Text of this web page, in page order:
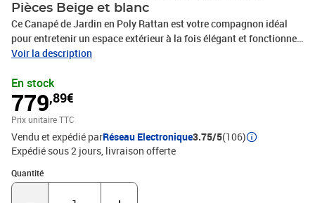
Pièces Beige et blanc
Ce Canapé de Jardin en Poly Rattan est votre compagnon idéal
pour entretenir un espace extérieur à la fois élégant et fonctionnel.
Alliant esthétique moderne et flexibilité modulaire, il s'adapte à
décontracté ou une journée tranquille de détente dans le jardin.
Avec une texture de surface tissée et un profil épuré et moderne,
cet ensemble s'intègre sans effort dans des environnements
extérieurs contemporains. Construction en Poly Rattan L'ensemble
est fabriqué en poly rattan de haute qualité, alliant attrait
esthétique et résistance pratique. Le matériau résiste à l'usure due
à l'exposition aux UV, aux conditions météorologiques et à un
usage quotidien, garantissant longévité et entretien minimal. Son
Voir la description
En stock
779,89€
Prix unitaire TTC
Vendu et expédié parRéseau Electronique3.75/5(106)
Expédié sous 2 jours livraison offerte
Quantité
Quantité : 1